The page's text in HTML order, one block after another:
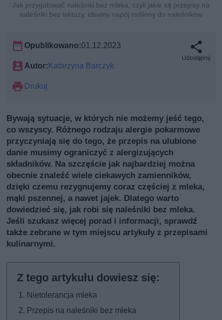
Jak przygotować naleśniki bez mleka, czyli jakie są przepisy na
naleśniki bez laktozy, idealny napój roślinny do naleśników
Opublikowano:01.12.2023
Autor:Katarzyna Barczyk
Drukuj
Udostępnij
Bywają sytuacje, w których nie możemy jeść tego,
co wszyscy. Różnego rodzaju alergie pokarmowe
przyczyniają się do tego, że przepis na ulubione
danie musimy ograniczyć z alergizujących
składników. Na szczęście jak najbardziej można
obecnie znaleźć wiele ciekawych zamienników,
dzięki czemu rezygnujemy coraz częściej z mleka,
mąki pszennej, a nawet jajek. Dlatego warto
dowiedzieć się, jak robi się naleśniki bez mleka.
Jeśli szukasz więcej porad i informacji, sprawdź
także zebrane w tym miejscu artykuły z przepisami
kulinarnymi.
Nietolerancja mleka
Przepis na naleśniki bez mleka